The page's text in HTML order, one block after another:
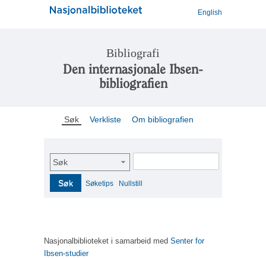
English
Bibliografi
Den internasjonale Ibsen-
bibliografien
Søk Verkliste Om bibliografien
Søk
Søk Søketips Nullstill
Nasjonalbiblioteket i samarbeid med Senter for
Ibsen-studier